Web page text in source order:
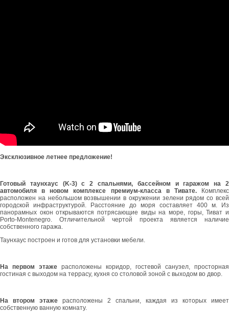
Эксклюзивное летнее предложение!
Готовый таунхаус (K-3) с 2 спальнями, бассейном и гаражом на 2
автомобиля в новом комплексе премиум-класса в Тивате.
Комплекс
расположен на небольшом возвышении в окружении зелени рядом со всей
городской инфраструктурой. Расстояние до моря составляет 400 м. Из
панорамных окон открываются потрясающие виды на море, горы, Тиват и
Porto-Montenegro. Отличительной чертой проекта является наличие
собственного гаража.
Таунхаус построен и готов для установки мебели.
На первом этаже расположены коридор, гостевой санузел, просторная
гостиная с выходом на террасу, кухня со столовой зоной с выходом во двор.
На втором этаже расположены 2 спальни, каждая из которых имеет
собственную ванную комнату.